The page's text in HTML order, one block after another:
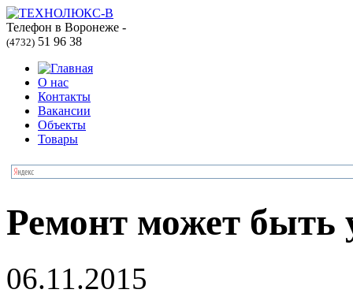
Телефон в Воронеже -
(4732) 51 96 38
О нас
Контакты
Вакансии
Объекты
Товары
Ремонт может быть
06.11.2015